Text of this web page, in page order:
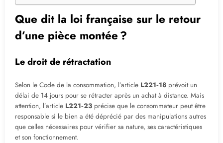
Que dit la loi française sur le retour
d’une pièce montée ?
Le droit de rétractation
Selon le Code de la consommation, l’article L221‑18 prévoit un
délai de 14 jours pour se rétracter après un achat à distance. Mais
attention, l’article L221‑23 précise que le consommateur peut être
responsable si le bien a été déprécié par des manipulations autres
que celles nécessaires pour vérifier sa nature, ses caractéristiques
et son fonctionnement.